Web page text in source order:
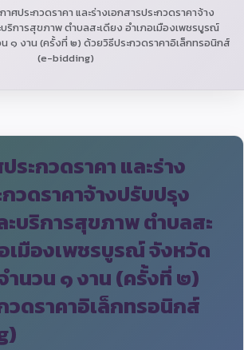
าศประกวดราคา และร่างเอกสารประกวดราคาจ้าง
ริการสุขภาพ ตำบลสะเดียง อำเภอเมืองเพชรบูรณ์
๑ งาน (ครั้งที่ ๒) ด้วยวิธีประกวดราคาอิเล็กทรอนิกส์
(e-bidding)
ระกวดราคา และร่าง
วดราคาจ้างปรับปรุง
บริการสุขภาพ ตำบลสะ
เมืองเพชรบูรณ์ จังหวัด
นวน ๑ งาน (ครั้งที่ ๒)
วดราคาอิเล็กทรอนิกส์